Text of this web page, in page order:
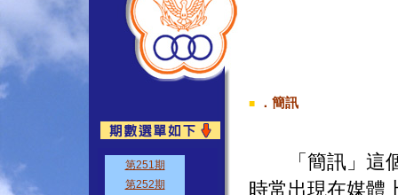
■ ．簡訊
「簡訊」這個
時常出現在媒體